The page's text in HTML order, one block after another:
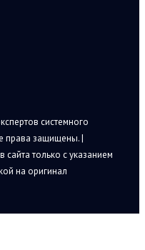
системного
права защищены. |
только с указанием
на оригинал